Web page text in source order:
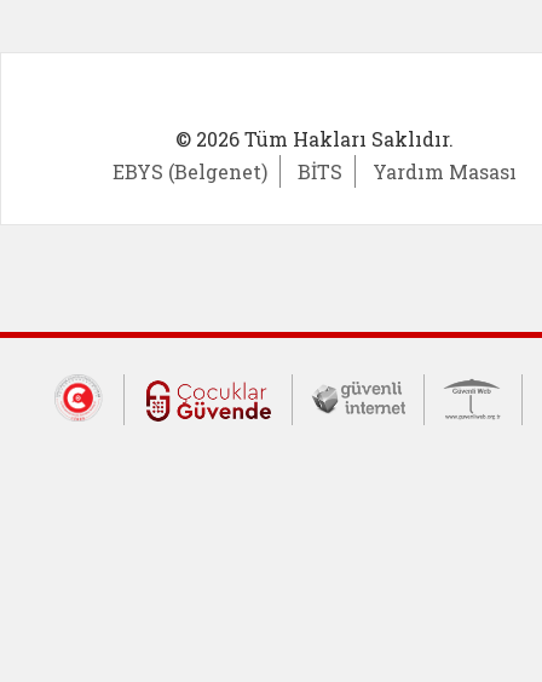
© 2026 Tüm Hakları Saklıdır.
EBYS (Belgenet)
BİTS Yardım Masası
Dış Bağlantılar
Cumhurbaşkanlığı İletişim Merkezi
Çocuklar Güvende (yeni
Güvenli